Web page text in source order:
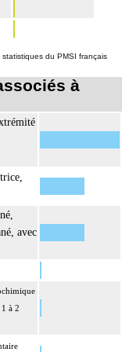
du PMSI français
à
avec
à 2